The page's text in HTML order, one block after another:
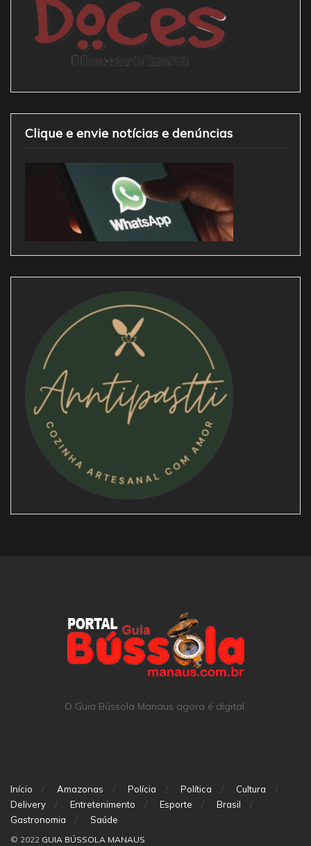
Clique e envie notícias e denúncias
O Guia Bússola Manaus agora é digital.
Início Amazonas Polícia Política
Cultura
Delivery
Entretenimento Esporte
Brasil
Gastronomia
Saúde
© 2022 GUIA BÚSSOLA MANAUS